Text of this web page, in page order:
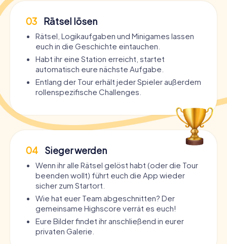
03 Rätsel lösen
Rätsel, Logikaufgaben und Minigames lassen
euch in die Geschichte eintauchen.
Habt ihr eine Station erreicht, startet
automatisch eure nächste Aufgabe.
Entlang der Tour erhält jeder Spieler außerdem
rollenspezifische Challenges.
04 Sieger werden
Wenn ihr alle Rätsel gelöst habt (oder die Tour
beenden wollt) führt euch die App wieder
sicher zum Startort.
Wie hat euer Team abgeschnitten? Der
gemeinsame Highscore verrät es euch!
Eure Bilder findet ihr anschließend in eurer
privaten Galerie.